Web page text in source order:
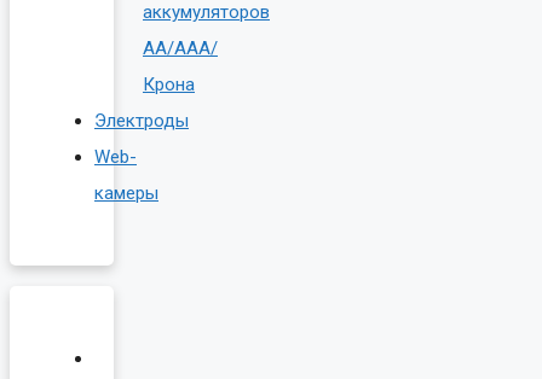
аккумуляторов
AA/AAA/
Крона
Электроды
Web-
камеры